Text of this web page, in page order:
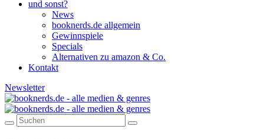
und sonst?
News
booknerds.de allgemein
Gewinnspiele
Specials
Alternativen zu amazon & Co.
Kontakt
Newsletter